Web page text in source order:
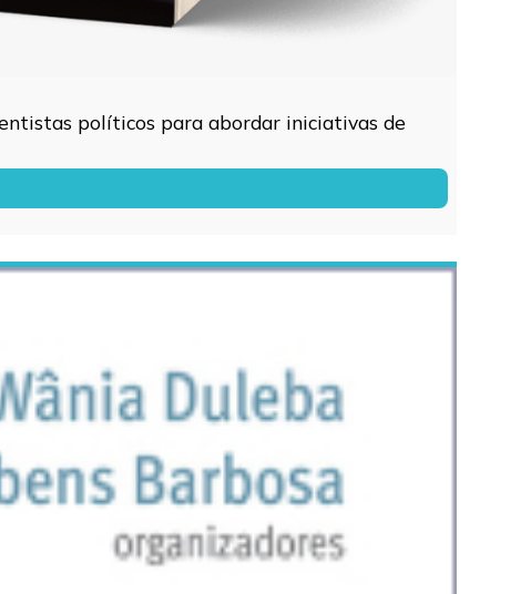
políticos para abordar iniciativas de